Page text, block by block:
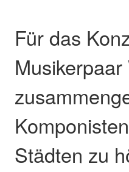
Für das
Städten zu